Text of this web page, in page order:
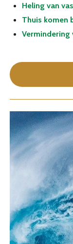
Heling van
Thuis komen
Vermindering